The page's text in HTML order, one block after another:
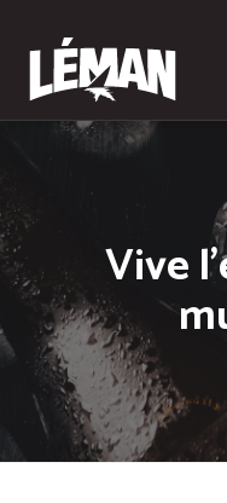
Vive